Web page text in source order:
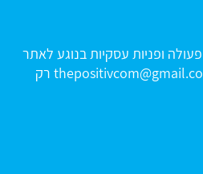
ופניות עסקיות בנוגע לאתר
רק